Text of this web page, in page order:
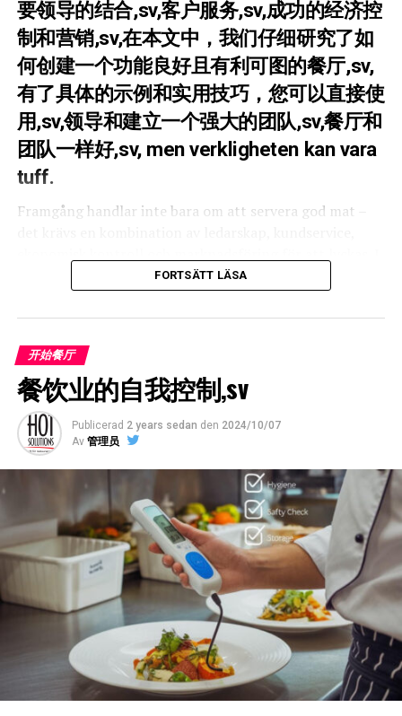
5. Lagring: Du behöver tillräckligt med utrymme för att
lagra livsmedel, 饮料和其他用品,sv,运动流,sv,员工应该有
足够的空间有效地从厨房到饭厅,sv,并让客人不拥挤而四处
走动,sv,适应性,sv,如果您期望您的餐厅增长,sv,可能明智的
是寻找一个易于自定义或扩展的房间,sv,每平方米的成
本,sv,重要的是要平衡规模要求与每平方米的成本以确保其
财务可持续,sv,建筑规则和代码,sv,确保房屋符合所有建筑
法规和规则,sv,特别是在能力和安全方面,sv,测试布局,sv.
6. Rörelseflöde: Det bör finnas tillräckligt med utrymme
matsal, och för gästerna att röra sig runt utan trängsel.
restaurang kommer att växa, kan det vara klokt att leta
efter en lokal som är lätt att anpassa eller expandera.
8. Kostnad per kvadratmeter: Det är viktigt att balansera
storleksbehovet med kostnaden per kvadratmeter för
att se till att det är ekonomiskt hållbart.
9. Byggnadsregler och Kod: Kontrollera att lokalen
uppfyller alla byggnadskoder och -regler, särskilt när
det gäller kapacitet och säkerhet.
10. Testa Layouten: Om möjligt,gör en fullskalig layout
med möblering för att verkligen förstå hur utrymmet
kommer att användas
Genom att noga överväga dessa faktorer kan du bättre
bedöma vilken storlek på lokal som passar för just din
restaurang.
Etablera din leverantörsbas baserat på mer än bara pris.
• Praktiskt Tips: Kräv att dina leverantörer redovisar
varornas ursprung och certifieringar (t.ex. KRAV, MSC-
märkt fisk). Välj leverantörer som erbjuder retursystem
för lådor,pallar och emballage för att minska din egen
avfallsmängd.
Metoder
Det är i köket som du hittar den mest omedelbara
möjligheten till kostnadsreduktion. Cirka 20-30% av all
• Exempel på Systematik: Använd digitala
inventeringsverktyg som automatiskt beräknar
inköpsbehov baserat på försäljningsprognoser och
nuvarande lager. Beställ mindre och oftare för att
undvika stora mängder varor som hinner bli dåliga.
• “First In, First Out” (FIFO): Inrätta strikta rutiner där
personalen alltid använder de äldsta varorna först. Märk
tydligt med datum.
Kreativitet i Köket (Full Råvaruanvändning)
• Exempel på Återanvändning:
• Kaffegrums: Använd som en bas i en marinad för kött,
eller torka och använd som skrubbmedel i städningen.
要领导的结合,sv,客户服务,sv,成功的经济控
制和营销,sv,在本文中，我们仔细研究了如
何创建一个功能良好且有利可图的餐厅,sv,
有了具体的示例和实用技巧，您可以直接使
用,sv,领导和建立一个强大的团队,sv,餐厅和
团队一样好,sv, men verkligheten kan vara
tuff.
Framgång handlar inte bara om att servera god mat –
den här artikeln går vi igenom hur du kan skapa en
välfungerande och lönsam restaurang, med konkreta
exempel och praktiska tips som du kan använda direkt.
Ledarskap och att bygga ett starkt team
En restaurang är bara så bra som sitt team.
ledarskap innebär att skapa en arbetsmiljö där
personalen trivs , utvecklas och känner sig motiverad att
leverera toppservice. Det handlar om att sätta tydliga
förväntningar, kommunicera effektivt och hantera
konflikter på ett konstruktivt sätt.
Anna, som driver en bistro i Malmö, märkte att hennes
personal ofta var stressad under lunchruschen. Hon
införde en tydlig arbetsfördelning där en person tog
beställningar, en annan ansvarade för drycker och en
tredje skötte serveringen. Detta enkla men effektiva
system gjorde att både personalen och gästerna fick en
bättre upplevelse.
FORTSÄTT LÄSA
开始餐厅
餐饮业的自我控制,sv
Publicerad 2 years sedan den 2024/10/07
Av 管理员